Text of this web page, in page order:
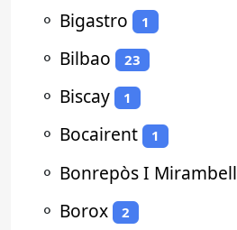
⚬ Bigastro 1
⚬ Bilbao 23
⚬ Biscay 1
⚬ Bocairent 1
⚬ Bonrepòs I Mirambell
⚬ Borox 2